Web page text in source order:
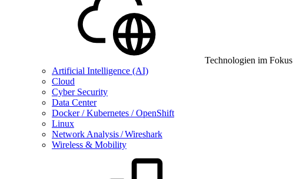
Technologien im Fokus
Artificial Intelligence (AI)
Cloud
Cyber Security
Data Center
Docker / Kubernetes / OpenShift
Linux
Network Analysis / Wireshark
Wireless & Mobility